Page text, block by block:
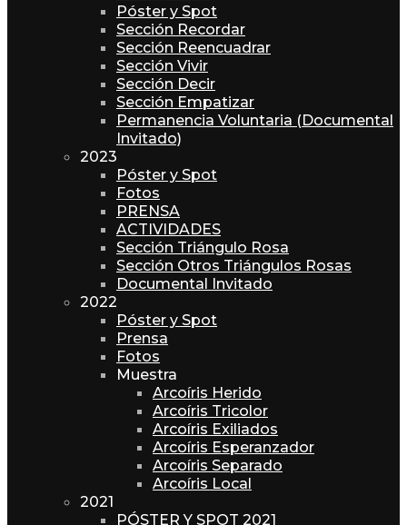
Póster y Spot
Sección Recordar
Sección Reencuadrar
Sección Vivir
Sección Decir
Sección Empatizar
Permanencia Voluntaria (Documental
Invitado)
2023
Póster y Spot
Fotos
PRENSA
ACTIVIDADES
Sección Triángulo Rosa
Sección Otros Triángulos Rosas
Documental Invitado
2022
Póster y Spot
Prensa
Fotos
Muestra
Arcoíris Herido
Arcoíris Tricolor
Arcoíris Exiliados
Arcoíris Esperanzador
Arcoíris Separado
Arcoíris Local
2021
PÓSTER Y SPOT 2021